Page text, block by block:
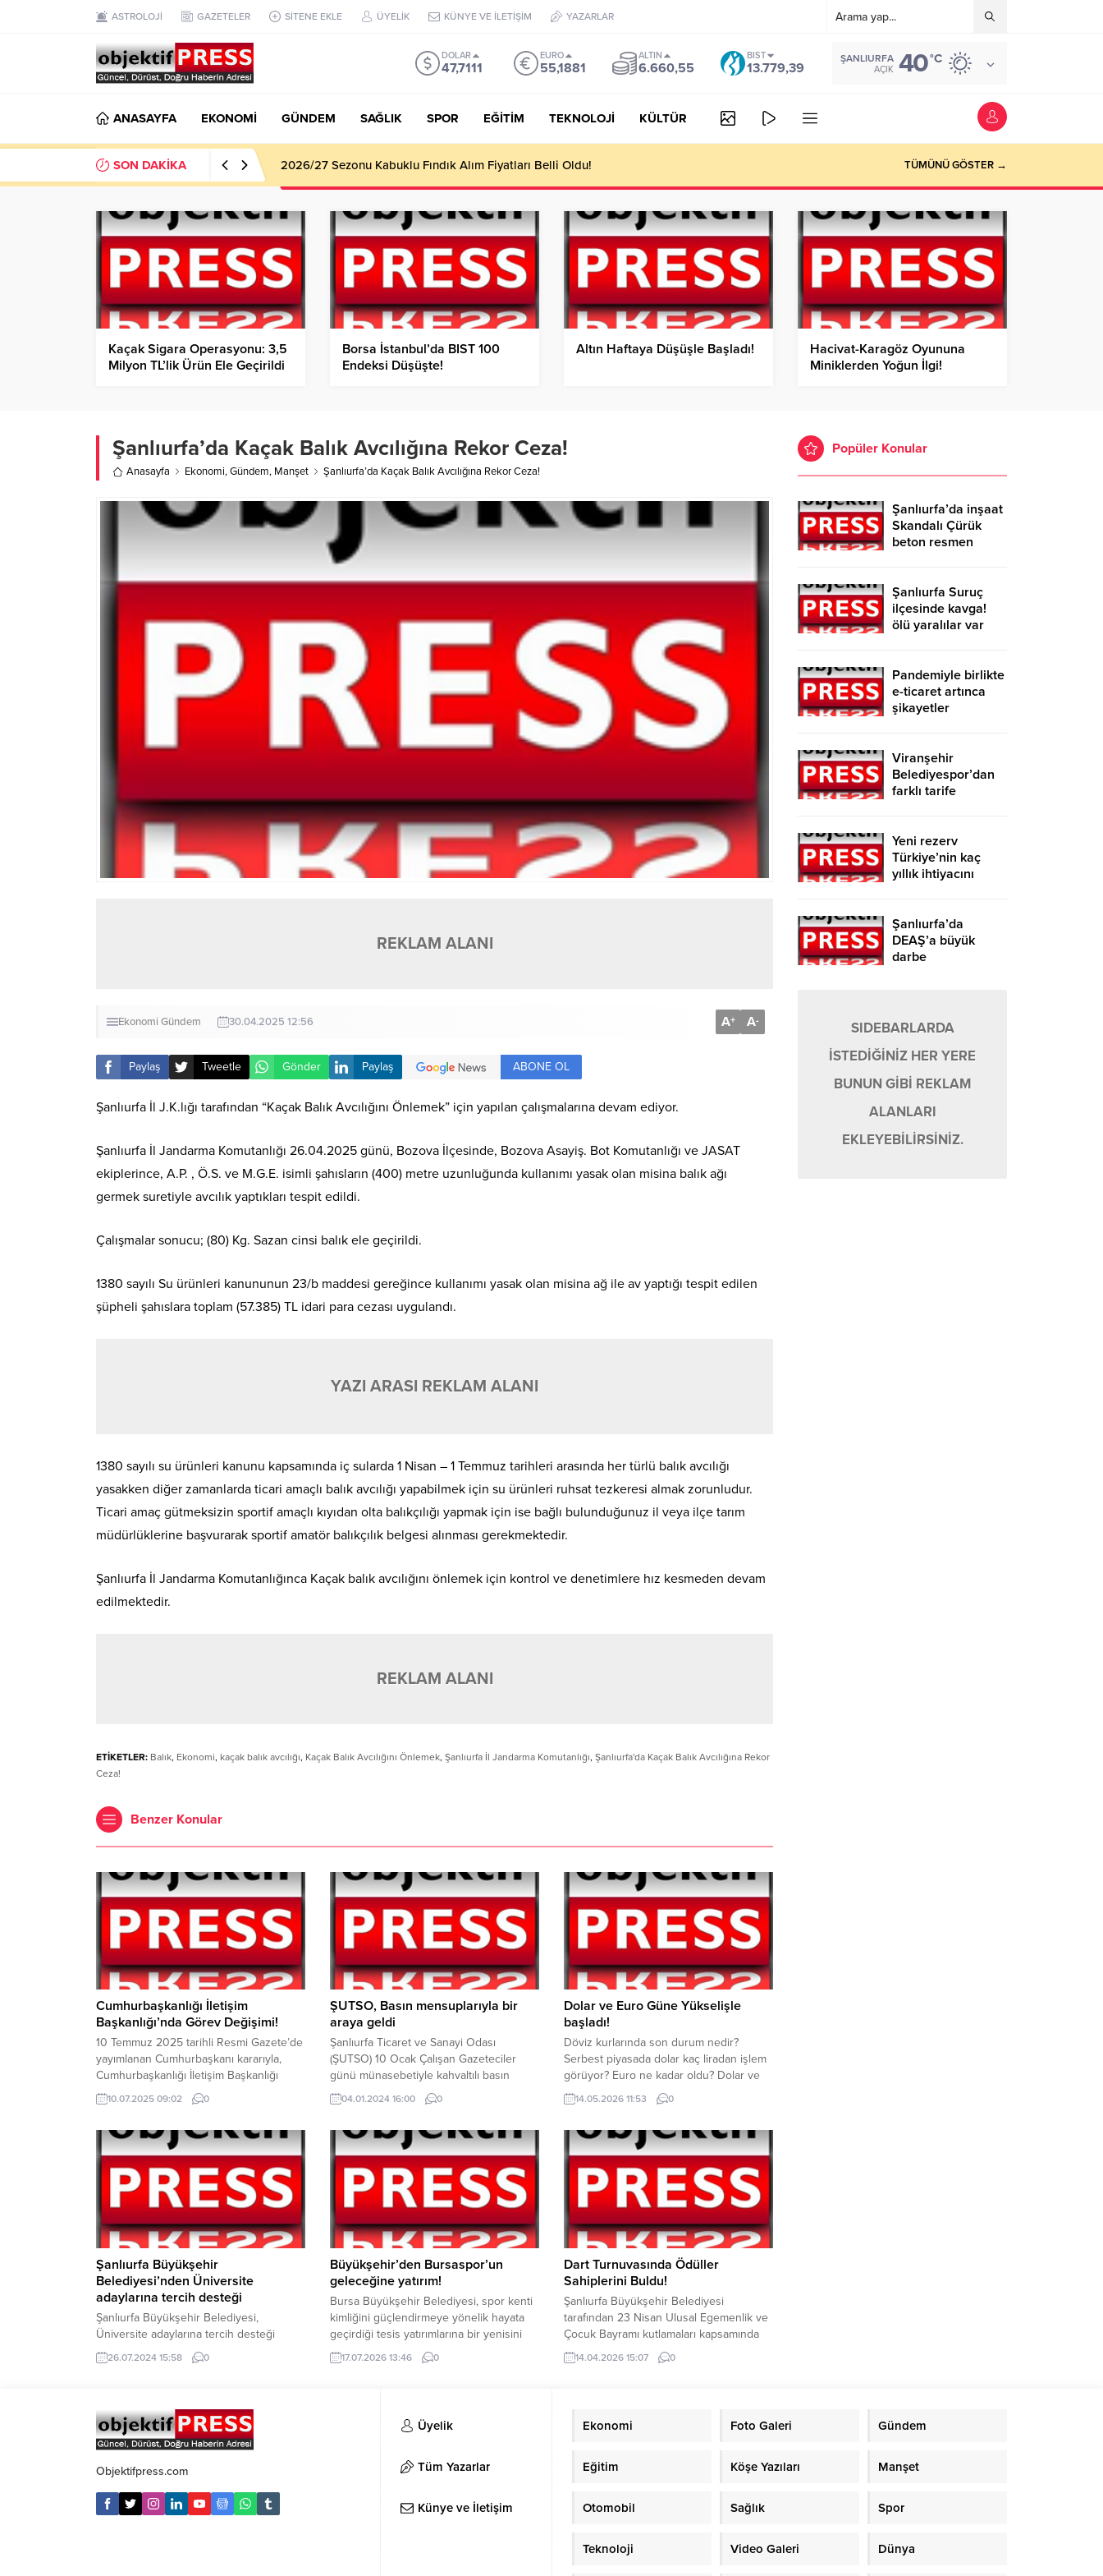
ASTROLOJİ GAZETELER SİTENE EKLE ÜYELİK KÜNYE VE İLETİŞİM YAZARLAR
DOLAR
47,7111
EURO
55,1881
ALTIN
6.660,55
BIST
13.779,39
ŞANLIURFA
AÇIK 40°C
ANASAYFA EKONOMİ GÜNDEM SAĞLIK SPOR EĞİTİM TEKNOLOJİ KÜLTÜR
SON DAKİKA Haliliye Belediyesi Her Gün 4 Bin 898 Kişiye Sıcak Yemek Ulaştırıyor! TÜMÜNÜ GÖSTER →
Kaçak Sigara Operasyonu: 3,5
Milyon TL’lik Ürün Ele Geçirildi
Borsa İstanbul’da BIST 100
Endeksi Düşüşte!
Altın Haftaya Düşüşle Başladı!
Hacivat-Karagöz Oyununa
Miniklerden Yoğun İlgi!
Şanlıurfa’da Kaçak Balık Avcılığına Rekor Ceza!
Anasayfa Ekonomi,Gündem, Manşet Şanlıurfa’da Kaçak Balık Avcılığına Rekor Ceza!
REKLAM ALANI
Ekonomi Gündem 30.04.2025 12:56 A+ A-
Paylaş Tweetle Gönder Paylaş ABONE OL
Şanlıurfa İl J.K.lığı tarafından “Kaçak Balık Avcılığını Önlemek” için yapılan çalışmalarına devam ediyor.
Şanlıurfa İl Jandarma Komutanlığı 26.04.2025 günü, Bozova İlçesinde, Bozova Asayiş. Bot Komutanlığı ve JASAT
ekiplerince, A.P. , Ö.S. ve M.G.E. isimli şahısların (400) metre uzunluğunda kullanımı yasak olan misina balık ağı
germek suretiyle avcılık yaptıkları tespit edildi.
Çalışmalar sonucu; (80) Kg. Sazan cinsi balık ele geçirildi.
1380 sayılı Su ürünleri kanununun 23/b maddesi gereğince kullanımı yasak olan misina ağ ile av yaptığı tespit edilen
şüpheli şahıslara toplam (57.385) TL idari para cezası uygulandı.
YAZI ARASI REKLAM ALANI
1380 sayılı su ürünleri kanunu kapsamında iç sularda 1 Nisan – 1 Temmuz tarihleri arasında her türlü balık avcılığı
yasakken diğer zamanlarda ticari amaçlı balık avcılığı yapabilmek için su ürünleri ruhsat tezkeresi almak zorunludur.
Ticari amaç gütmeksizin sportif amaçlı kıyıdan olta balıkçılığı yapmak için ise bağlı bulunduğunuz il veya ilçe tarım
müdürlüklerine başvurarak sportif amatör balıkçılık belgesi alınması gerekmektedir.
Şanlıurfa İl Jandarma Komutanlığınca Kaçak balık avcılığını önlemek için kontrol ve denetimlere hız kesmeden devam
edilmektedir.
REKLAM ALANI
ETİKETLER: Balık, Ekonomi, kaçak balık avcılığı, Kaçak Balık Avcılığını Önlemek, Şanlıurfa İl Jandarma Komutanlığı, Şanlıurfa'da Kaçak Balık Avcılığına Rekor
Ceza!
Benzer Konular
Cumhurbaşkanlığı İletişim
Başkanlığı’nda Görev Değişimi!
10 Temmuz 2025 tarihli Resmi Gazete’de
yayımlanan Cumhurbaşkanı kararıyla,
Cumhurbaşkanlığı İletişim Başkanlığı
görevine Prof. Dr. Burhanettin Duran
atandı. Cumhurbaşkanlığı İletişim
Prof. Dr. Fahrettin Altun ise Türkiye İnsan
Hakları ve Eşitlik Kurumu (TİHEK)
Başkanlığı’na getirildi. Burhanettin Duran
sosyal medya hesabından yaptığı
paylaşımla görevi devralmaktan duyduğu
memnuniyeti...
10.07.2025 09:02 0
ŞUTSO, Basın mensuplarıyla bir
araya geldi
Şanlıurfa Ticaret ve Sanayi Odası
(ŞUTSO) 10 Ocak Çalışan Gazeteciler
günü münasebetiyle kahvaltılı basın
toplantısı düzenledi. Şanlıurfa’da görev
yapan gazetecilerle bir araya gelen
Yetim, basın mensuplarının Gazeteciler
gününü kutlayarak mesleğin zorluğuna
ve önemine vurgu yaptı. ŞUTSO, 10 Ocak
Çalışan Gazeteciler Günü nedeniyle
düzenlediği programda Şanlıurfa’da...
04.01.2024 16:00 0
Dolar ve Euro Güne Yükselişle
başladı!
Döviz kurlarında son durum nedir?
Serbest piyasada dolar kaç liradan işlem
görüyor? Euro ne kadar oldu? Dolar ve
euro’da hareketlilik devam ediyor. Dolar
ve euro güne yükselişle başladı. Orta
kurlarını etkilemeye devam ediyor.
Serbest döviz piyasasında dolar saat
11.50 itibariyle 45.43 TL civarında işlem
görüyor. Euro...
14.05.2026 11:53 0
Şanlıurfa Büyükşehir
Belediyesi’nden Üniversite
adaylarına tercih desteği
Şanlıurfa Büyükşehir Belediyesi,
Üniversite adaylarına tercih desteği
sağlıyor. Şanlıurfa Büyükşehir Belediyesi
Gençlik Meclisi, Yükseköğretim Kurumları
Uzman eğitmenler, puana göre
öğrencilere yol gösteriyor. Gençlik
Merkezinde tercih dönemi olan 25
Temmuz – 2 Ağustos tarihleri arasında
öğrencilere destek sağlanacak. Gençlik
Meclisinin üniversiteye gidecek olan...
26.07.2024 15:58 0
Büyükşehir’den Bursaspor’un
geleceğine yatırım!
Bursa Büyükşehir Belediyesi, spor kenti
kimliğini güçlendirmeye yönelik hayata
geçirdiği tesis yatırımlarına bir yenisini
ekledi. Bursaspor altyapısına kazandırılan
futbol sahaları, Büyükşehir Belediyesi
hizmete açıldı. Bursa Büyükşehir
Belediyesi tarafından Bursaspor Özlüce
Tesisleri’ne kazandırılan 3 yeni suni çim
futbol sahasının açılış törenine Başkan
Vekili Şahin Biba’nın yanı...
17.07.2026 13:46 0
Dart Turnuvasında Ödüller
Sahiplerini Buldu!
Şanlıurfa Büyükşehir Belediyesi
tarafından 23 Nisan Ulusal Egemenlik ve
Çocuk Bayramı kutlamaları kapsamında
düzenlenen Dart Turnuvasında dereceye
giren öğrencilere ödülleri verildi.
23 Nisan Ulusal Egemenlik ve Çocuk
düzenledi. Şanlıurfa...
14.04.2026 15:07 0
Popüler Konular
Şanlıurfa’da inşaat
Skandalı Çürük
beton resmen
Şanlıurfa Suruç
ilçesinde kavga!
ölü yaralılar var
Pandemiyle birlikte
e-ticaret artınca
şikayetler
Viranşehir
Belediyespor’dan
farklı tarife
Yeni rezerv
Türkiye’nin kaç
yıllık ihtiyacını
Şanlıurfa’da
DEAŞ’a büyük
darbe
SIDEBARLARDA
İSTEDİĞİNİZ HER YERE
BUNUN GİBİ REKLAM
ALANLARI
EKLEYEBİLİRSİNİZ.
Objektifpress.com
Üyelik
Tüm Yazarlar
Künye ve İletişim
Ekonomi Foto Galeri Gündem
Eğitim Köşe Yazıları Manşet
Otomobil Sağlık Spor
Teknoloji Video Galeri Dünya